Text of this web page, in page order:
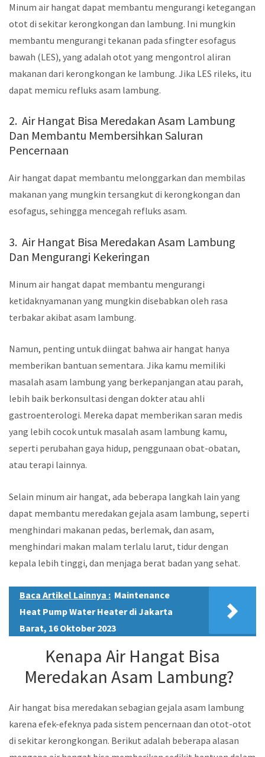
Minum air hangat dapat membantu mengurangi ketegangan
otot di sekitar kerongkongan dan lambung. Ini mungkin
membantu mengurangi tekanan pada sfingter esofagus
bawah (LES), yang adalah otot yang mengontrol aliran
makanan dari kerongkongan ke lambung. Jika LES rileks, itu
dapat memicu refluks asam lambung.
2. Air Hangat Bisa Meredakan Asam Lambung
Dan Membantu Membersihkan Saluran
Pencernaan
Air hangat dapat membantu melonggarkan dan membilas
makanan yang mungkin tersangkut di kerongkongan dan
esofagus, sehingga mencegah refluks asam.
3. Air Hangat Bisa Meredakan Asam Lambung
Dan Mengurangi Kekeringan
Minum air hangat dapat membantu mengurangi
ketidaknyamanan yang mungkin disebabkan oleh rasa
terbakar akibat asam lambung.
Namun, penting untuk diingat bahwa air hangat hanya
memberikan bantuan sementara. Jika kamu memiliki
masalah asam lambung yang berkepanjangan atau parah,
lebih baik berkonsultasi dengan dokter atau ahli
gastroenterologi. Mereka dapat memberikan saran medis
yang lebih cocok untuk masalah asam lambung kamu,
seperti perubahan gaya hidup, penggunaan obat-obatan,
atau terapi lainnya.
Selain minum air hangat, ada beberapa langkah lain yang
dapat membantu meredakan gejala asam lambung, seperti
menghindari makanan pedas, berlemak, dan asam,
menghindari makan malam terlalu larut, tidur dengan
kepala lebih tinggi, dan menjaga berat badan yang sehat.
Baca Artikel Lainnya : Maintenance
Heat Pump Water Heater di Jakarta
Barat, 16 Oktober 2023
Kenapa Air Hangat Bisa
Meredakan Asam Lambung?
Air hangat bisa meredakan sebagian gejala asam lambung
karena efek-efeknya pada sistem pencernaan dan otot-otot
di sekitar kerongkongan. Berikut adalah beberapa alasan